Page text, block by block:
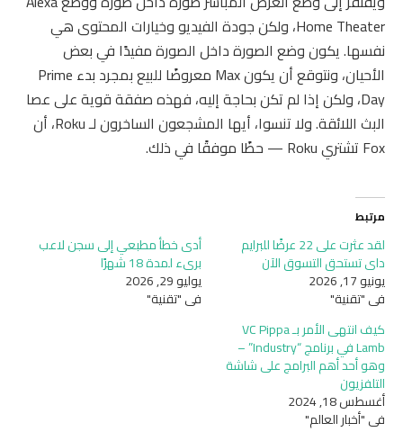
Home Theater، ولكن جودة الفيديو وخيارات المحتوى هي
نفسها. يكون وضع الصورة داخل الصورة مفيدًا في بعض
الأحيان، ونتوقع أن يكون Max معروضًا للبيع بمجرد بدء Prime
Day، ولكن إذا لم تكن بحاجة إليه، فهذه صفقة قوية على عصا
البث اللائقة. ولا تنسوا، أيها المشجعون الساخرون لـ Roku، أن
Fox تشتري Roku — حظًا موفقًا في ذلك.
مرتبط
لقد عثرت على 22 عرضًا للبرايم
داي تستحق التسوق الآن
يونيو 17, 2026
في "تقنية"
أدى خطأ مطبعي إلى سجن لاعب
بريء لمدة 18 شهرًا
يوليو 29, 2026
في "تقنية"
كيف انتهى الأمر بـ VC Pippa
Lamb في برنامج “Industry” –
وهو أحد أهم البرامج على شاشة
التلفزيون
أغسطس 18, 2024
في "أخبار العالم"